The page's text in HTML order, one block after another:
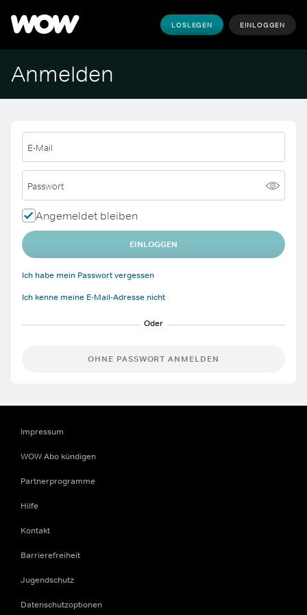
LOSLEGEN EINLOGGEN
Anmelden
E-Mail
Passwort
Angemeldet bleiben
EINLOGGEN
Ich habe mein Passwort vergessen
Ich kenne meine E-Mail-Adresse nicht
OHNE PASSWORT ANMELDEN
Impressum
WOW Abo kündigen
Partnerprogramme
Hilfe
Kontakt
Barrierefreiheit
Jugendschutz
Datenschutzoptionen